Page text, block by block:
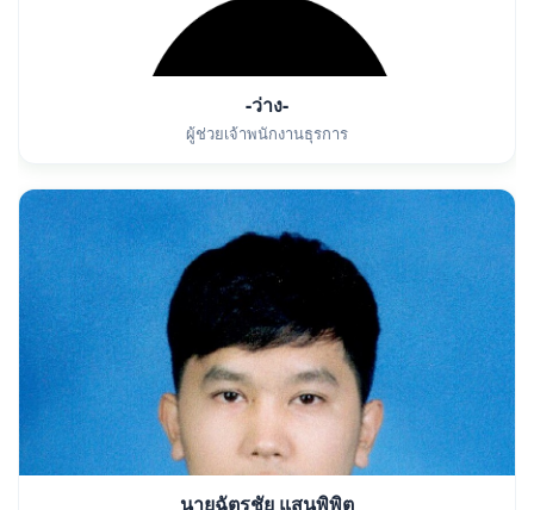
-ว่าง-
ผู้ช่วยเจ้าพนักงานธุรการ
นายฉัตรชัย แสนพิพิต